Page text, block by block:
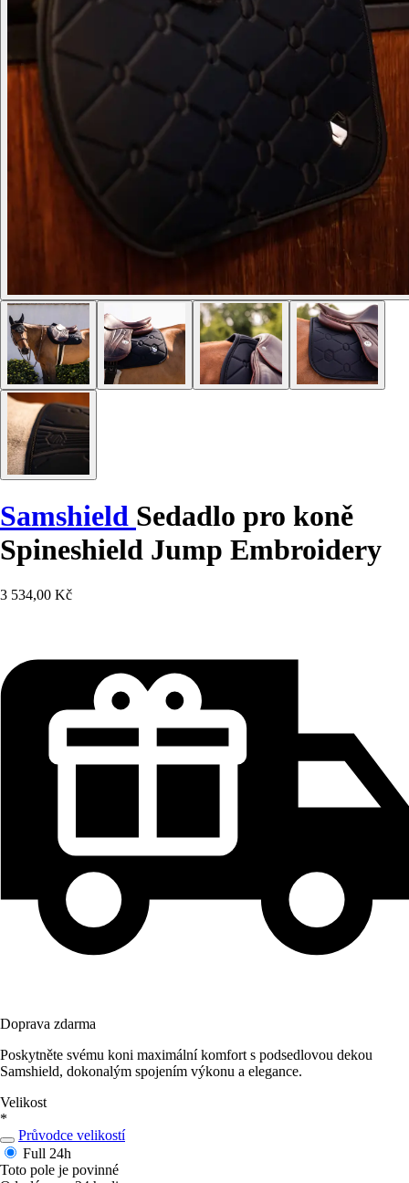
Samshield Sedadlo pro koně
Spineshield Jump Embroidery
3 534,00 Kč
Doprava zdarma
Poskytněte svému koni maximální komfort s podsedlovou dekou
Samshield, dokonalým spojením výkonu a elegance.
Velikost
*
Průvodce velikostí
Full 24h
Toto pole je povinné